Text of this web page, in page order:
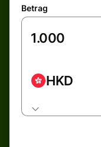
Betrag
HKD